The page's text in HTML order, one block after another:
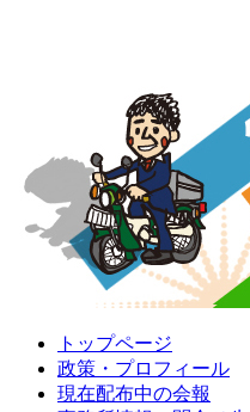
トップページ
政策・プロフィール
現在配布中の会報